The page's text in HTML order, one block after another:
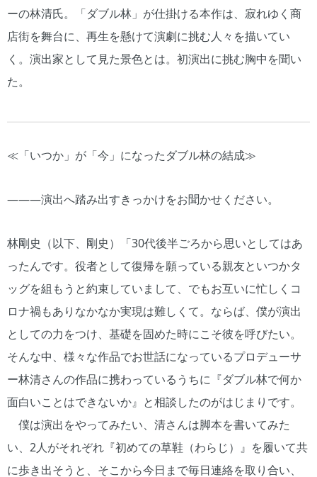
ーの林清氏。「ダブル林」が仕掛ける本作は、寂れゆく商
店街を舞台に、再生を懸けて演劇に挑む人々を描いてい
く。演出家として見た景色とは。初演出に挑む胸中を聞い
た。
≪「いつか」が「今」になったダブル林の結成≫
―――演出へ踏み出すきっかけをお聞かせください。
林剛史（以下、剛史）「30代後半ごろから思いとしてはあ
ったんです。役者として復帰を願っている親友といつかタ
ッグを組もうと約束していまして、でもお互いに忙しくコ
ロナ禍もありなかなか実現は難しくて。ならば、僕が演出
としての力をつけ、基礎を固めた時にこそ彼を呼びたい。
そんな中、様々な作品でお世話になっているプロデューサ
ー林清さんの作品に携わっているうちに『ダブル林で何か
面白いことはできないか』と相談したのがはじまりです。
僕は演出をやってみたい、清さんは脚本を書いてみた
い、2人がそれぞれ『初めての草鞋（わらじ）』を履いて共
に歩き出そうと、そこから今日まで毎日連絡を取り合い、